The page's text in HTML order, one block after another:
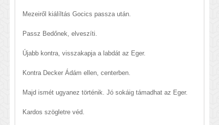
Mezeiről kiálíltás Gocics passza után.
Passz Bedőnek, elveszíti.
Újabb kontra, visszakapja a labdát az Eger.
Kontra Decker Ádám ellen, centerben.
Majd ismét ugyanez történik. Jó sokáig támadhat az Eger.
Kardos szögletre véd.